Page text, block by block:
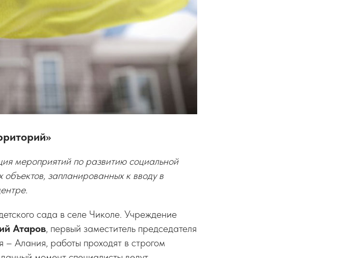
мероприятий по развитию социальной
запланированных к вводу в
сада в селе Чиколе. Учреждение
Атаров, первый заместитель председателя
Алания, работы проходят в строгом